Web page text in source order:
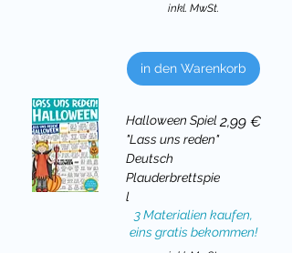
inkl. MwSt.
in den Warenkorb
Halloween Spiel
"Lass uns reden"
Deutsch
Plauderbrettspie
l
Preis
2,99 €
3 Materialien kaufen,
eins gratis bekommen!